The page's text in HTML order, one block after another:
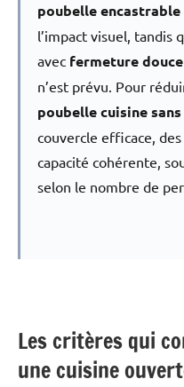
poubelle encastrable
l’impact visuel, tandis
avec fermeture douce
n’est prévu. Pour
poubelle cuisine
couvercle efficace,
capacité cohérente,
selon le nombre de
Les critères qui
une cuisine